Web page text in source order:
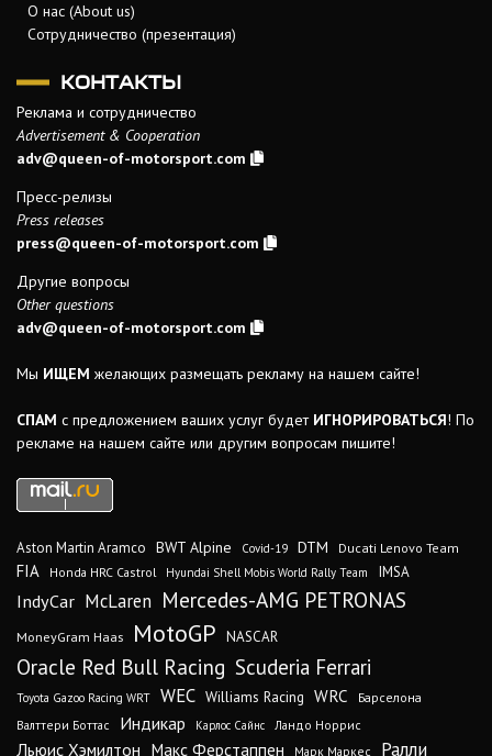
О нас (About us)
Сотрудничество (презентация)
КОНТАКТЫ
Реклама и сотрудничество
Advertisement & Cooperation
adv@queen-of-motorsport.com
Пресс-релизы
Press releases
press@queen-of-motorsport.com
Другие вопросы
Other questions
adv@queen-of-motorsport.com
Мы ИЩЕМ желающих размещать рекламу на нашем сайте!
СПАМ с предложением ваших услуг будет ИГНОРИРОВАТЬСЯ! По
рекламе на нашем сайте или другим вопросам пишите!
Aston Martin Aramco BWT Alpine Covid-19 DTM Ducati Lenovo Team
FIA Honda HRC Castrol Hyundai Shell Mobis World Rally Team IMSA
IndyCar McLaren Mercedes-AMG PETRONAS
MoneyGram Haas MotoGP NASCAR
Oracle Red Bull Racing Scuderia Ferrari
Toyota Gazoo Racing WRT WEC Williams Racing WRC
Барселона
Валттери Боттас
Индикар Карлос Сайнс Ландо Норрис
Льюис Хэмилтон Макс Ферстаппен Марк Маркес Ралли